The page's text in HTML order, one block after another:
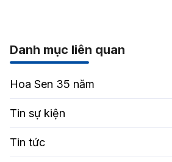
Danh mục liên quan
Hoa Sen 35 năm
Tin sự kiện
Tin tức